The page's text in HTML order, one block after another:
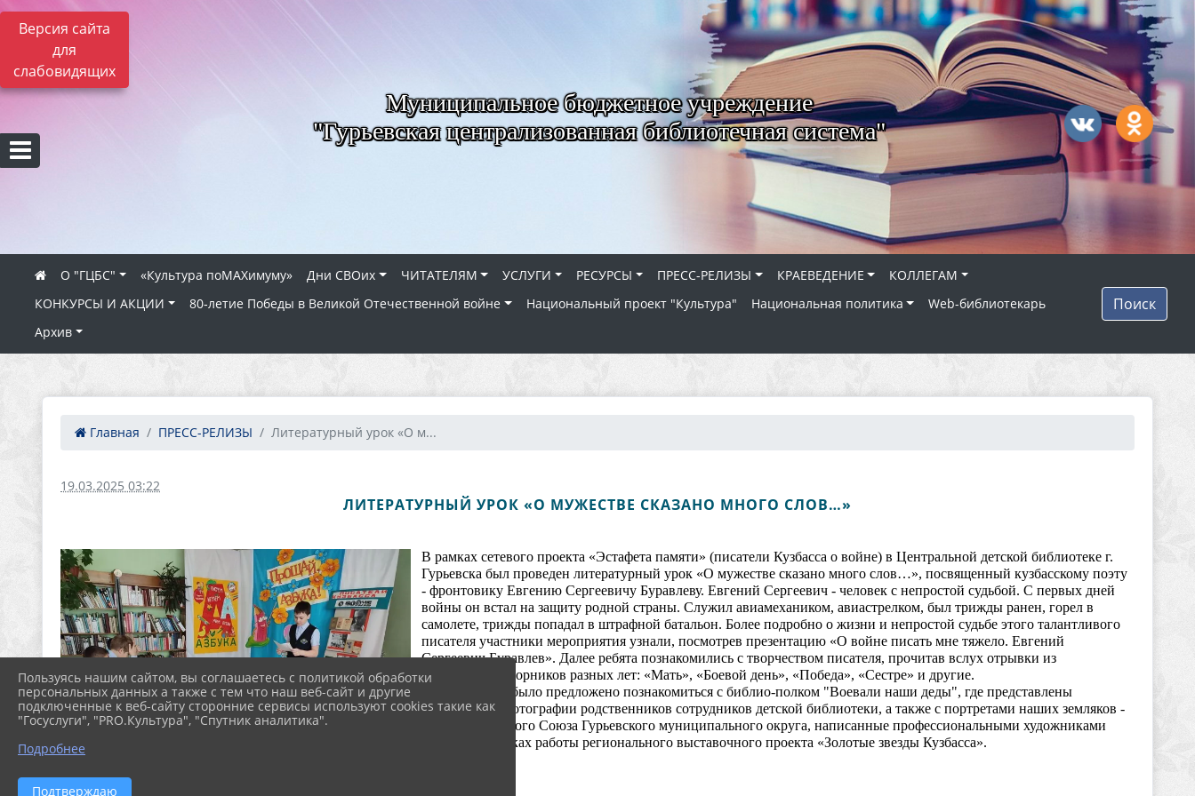
Версия сайта
для
слабовидящих
Муниципальное бюджетное учреждение
"Гурьевская централизованная библиотечная система"
О "ГЦБС" «Культура поMAXимуму» Дни СВОих ЧИТАТЕЛЯМ УСЛУГИ РЕСУРСЫ ПРЕСС-РЕЛИЗЫ КРАЕВЕДЕНИЕ
КОЛЛЕГАМ
КОНКУРСЫ И АКЦИИ
80‑летие Победы в Великой Отечественной войне Национальный проект "Культура" Национальная политика
Web-библиотекарь
Архив
Поиск
Главная ПРЕСС-РЕЛИЗЫ Литературный урок «О м...
19.03.2025 03:22
ЛИТЕРАТУРНЫЙ УРОК «О МУЖЕСТВЕ СКАЗАНО МНОГО СЛОВ…»
В рамках сетевого проекта «Эстафета памяти» (писатели Кузбасса о войне) в Центральной детской библиотеке г.
Гурьевска был проведен литературный урок «О мужестве сказано много слов…», посвященный кузбасскому поэту
- фронтовику Евгению Сергеевичу Буравлеву. Евгений Сергеевич - человек с непростой судьбой. С первых дней
войны он встал на защиту родной страны. Служил авиамехаником, авиастрелком, был трижды ранен, горел в
самолете, трижды попадал в штрафной батальон. Более подробно о жизни и непростой судьбе этого талантливого
писателя участники мероприятия узнали, посмотрев презентацию «О войне писать мне тяжело. Евгений
Сергеевич Буравлев». Далее ребята познакомились с творчеством писателя, прочитав вслух отрывки из
поэтических сборников разных лет: «Мать», «Боевой день», «Победа», «Сестре» и другие.
Затем ребятам было предложено познакомиться с библио-полком "Воевали наши деды", где представлены
биографии и фотографии родственников сотрудников детской библиотеки, а также с портретами наших земляков -
Героев Советского Союза Гурьевского муниципального округа, написанные профессиональными художниками
Кузбасса в рамках работы регионального выставочного проекта «Золотые звезды Кузбасса».
Пользуясь нашим сайтом, вы соглашаетесь с политикой обработки
персональных данных а также с тем что наш веб-сайт и другие
подключенные к веб-сайту сторонние сервисы используют cookies такие как
"Госуслуги", "PRO.Культура", "Спутник аналитика".
Подробнее
Подтверждаю